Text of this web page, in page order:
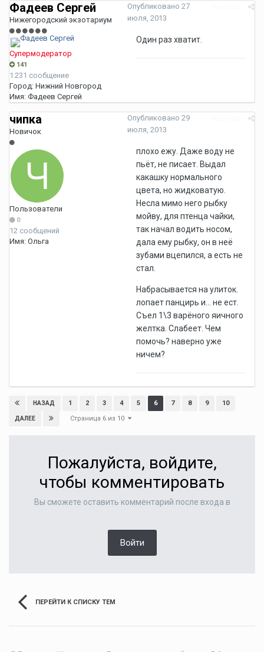
Фадеев Сергей
Нижегородский экзотариум
Супермодератор
141
1 231 сообщение
Город: Нижний Новгород
Имя: Фадеев Сергей
Опубликовано 27
июля, 2013
Один раз хватит.
чипка
Новичок
Пользователи
0
12 сообщений
Имя: Ольга
Опубликовано 29
июля, 2013
плохо ежу. Даже воду не
пьёт, не писает. Выдал
какашку нормального
цвета, но жидковатую.
Несла мимо него рыбку
мойву, для птенца чайки,
так начал водить носом,
дала ему рыбку, он в неё
зубами вцепился, а есть не
стал.
Набрасывается на улиток.
лопает панцирь и... не ест.
Съел 1\3 варёного яичного
желтка. Слабеет. Чем
помочь? наверно уже
ничем?
НАЗАД 1 2 3 4 5 6 7 8 9 10
ДАЛЕЕ Страница 6 из 10
Пожалуйста, войдите,
чтобы комментировать
Вы сможете оставить комментарий после входа в
Войти
ПЕРЕЙТИ К СПИСКУ ТЕМ